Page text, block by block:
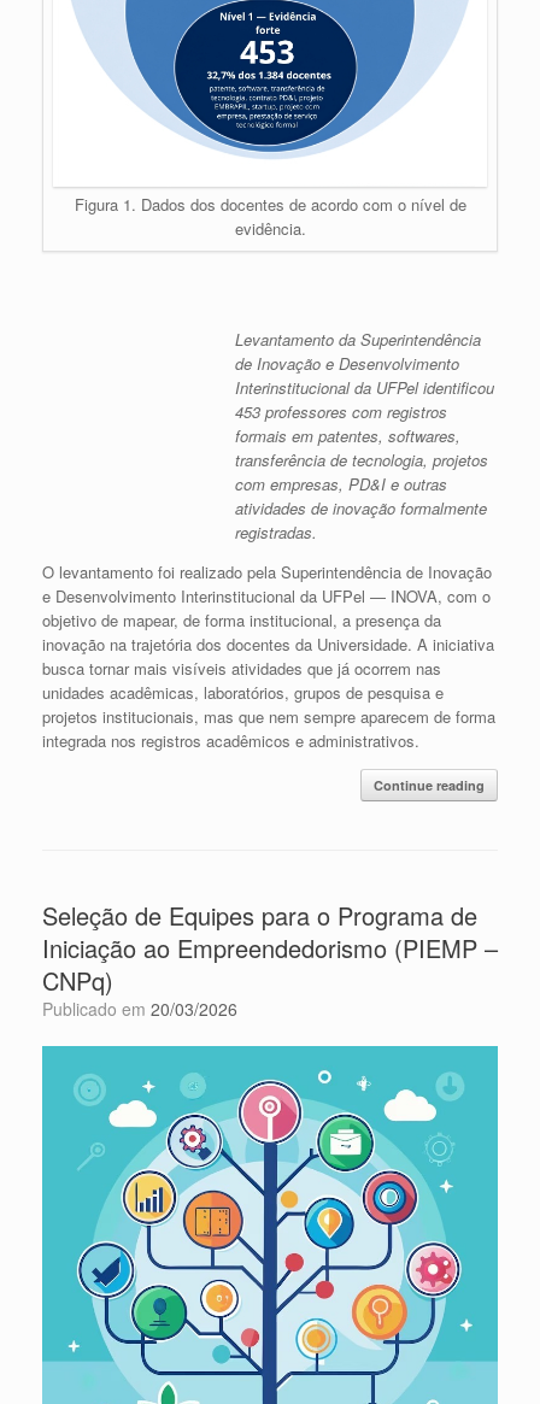
Figura 1. Dados dos docentes de acordo com o nível de
evidência.
Levantamento da Superintendência
de Inovação e Desenvolvimento
Interinstitucional da UFPel identificou
453 professores com registros
formais em patentes, softwares,
transferência de tecnologia, projetos
com empresas, PD&I e outras
atividades de inovação formalmente
registradas.
O levantamento foi realizado pela Superintendência de Inovação
e Desenvolvimento Interinstitucional da UFPel — INOVA, com o
objetivo de mapear, de forma institucional, a presença da
inovação na trajetória dos docentes da Universidade. A iniciativa
busca tornar mais visíveis atividades que já ocorrem nas
unidades acadêmicas, laboratórios, grupos de pesquisa e
projetos institucionais, mas que nem sempre aparecem de forma
integrada nos registros acadêmicos e administrativos.
Continue reading
Seleção de Equipes para o Programa de
Iniciação ao Empreendedorismo (PIEMP –
CNPq)
Publicado em 20/03/2026